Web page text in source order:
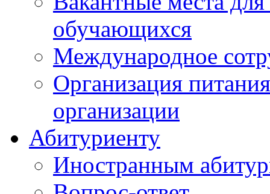
обучающихся
Международное
Организация
организации
Абитуриенту
Иностранным